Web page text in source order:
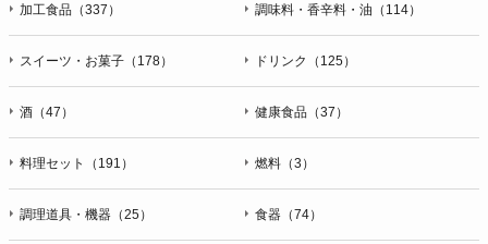
加工食品（337） 調味料・香辛料・油（114）
スイーツ・お菓子（178） ドリンク（125）
酒（47） 健康食品（37）
料理セット（191） 燃料（3）
調理道具・機器（25） 食器（74）